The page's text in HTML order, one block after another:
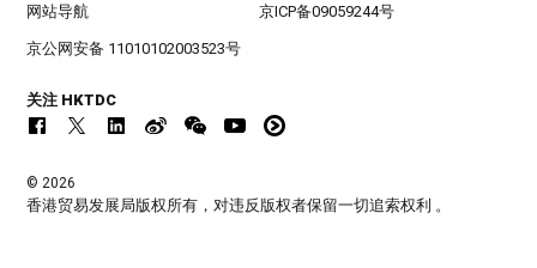
网站导航 京ICP备09059244号
京公网安备 11010102003523号
关注 HKTDC
© 2026
香港贸易发展局版权所有，对违反版权者保留一切追索权利 。